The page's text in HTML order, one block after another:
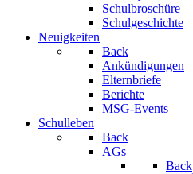
Schulbroschüre
Schulgeschichte
Neuigkeiten
Back
Ankündigungen
Elternbriefe
Berichte
MSG-Events
Schulleben
Back
AGs
Back